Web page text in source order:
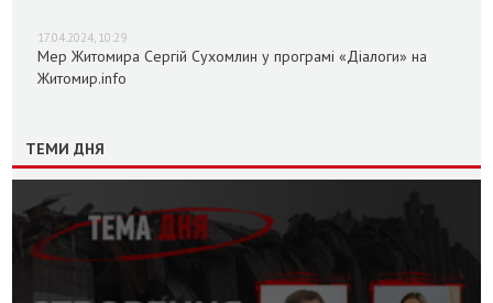
17.04.2024, 10:29
Мер Житомира Сергій Сухомлин у програмі «Діалоги» на
Житомир.info
ТЕМИ ДНЯ